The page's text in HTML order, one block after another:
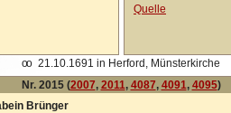
Quelle
oo
21.10.1691 in Herford, Münsterkirche
Nr. 2015 (2007, 2011, 4087, 4091, 4095)
Brünger